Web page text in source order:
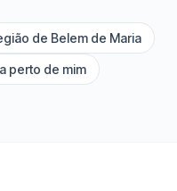
de Belem de Maria
perto de mim